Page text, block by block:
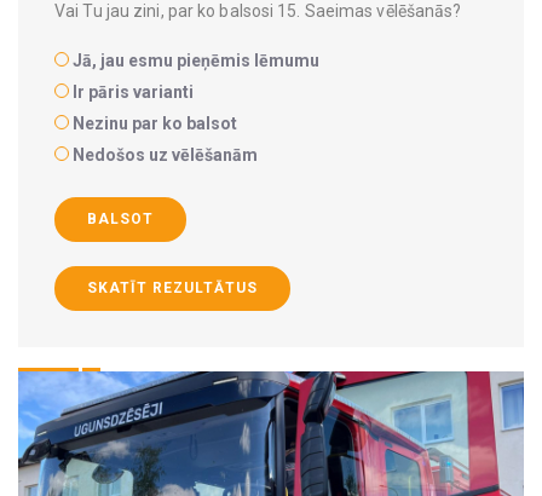
Vai Tu jau zini, par ko balsosi 15. Saeimas vēlēšanās?
Jā, jau esmu pieņēmis lēmumu
Ir pāris varianti
Nezinu par ko balsot
Nedošos uz vēlēšanām
BALSOT
SKATĪT REZULTĀTUS